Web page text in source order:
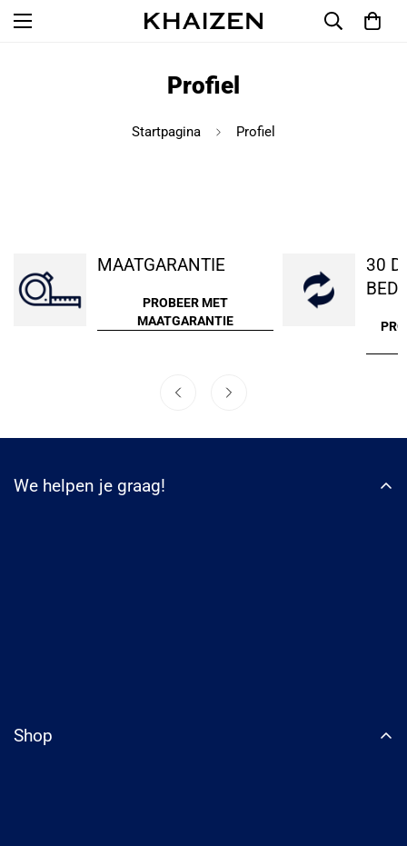
Profiel
Startpagina Profiel
MAATGARANTIE
PROBEER MET
MAATGARANTIE
30
Shop
We helpen je graag!